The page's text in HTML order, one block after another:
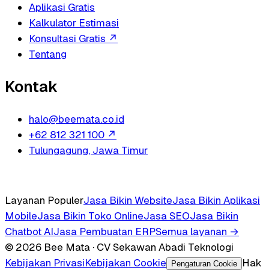
Aplikasi Gratis
Kalkulator Estimasi
Konsultasi Gratis ↗
Tentang
Kontak
halo@beemata.co.id
+62 812 321 100 ↗
Tulungagung, Jawa Timur
Layanan PopulerJasa Bikin WebsiteJasa Bikin Aplikasi
MobileJasa Bikin Toko OnlineJasa SEOJasa Bikin
Chatbot AIJasa Pembuatan ERPSemua layanan →
© 2026 Bee Mata · CV Sekawan Abadi Teknologi
Kebijakan PrivasiKebijakan Cookie Pengaturan Cookie
Hak